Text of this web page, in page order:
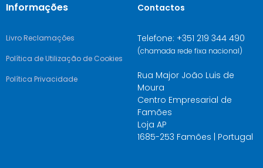
Informações
Livro Reclamações
Política de Utilização de Cookies
Política Privacidade
Contactos
Telefone: +351 219 344 490
(chamada rede fixa nacional)
Rua Major João Luis de
Moura
Centro Empresarial de
Famões
Loja AP
1685-253 Famões | Portugal